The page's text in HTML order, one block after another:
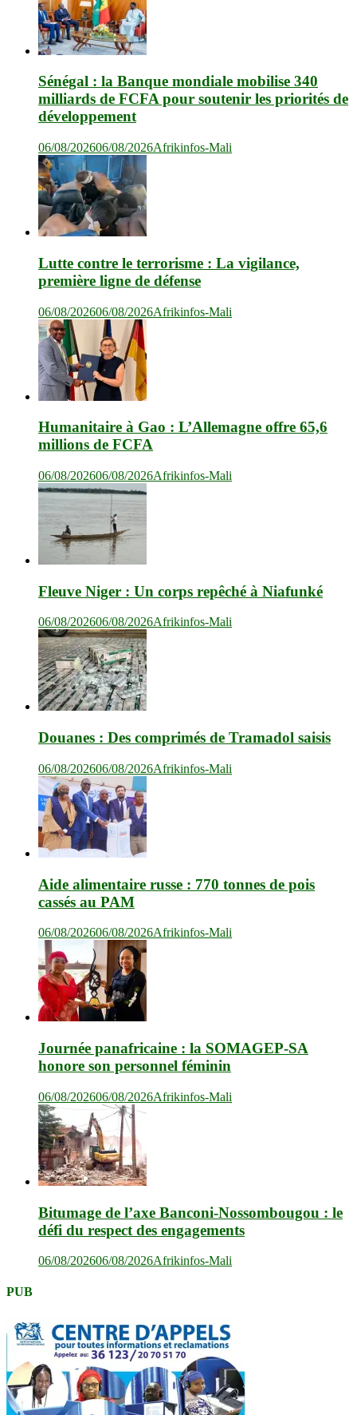
Sénégal : la Banque mondiale mobilise 340
milliards de FCFA pour soutenir les priorités de
développement
06/08/202606/08/2026Afrikinfos-Mali
Lutte contre le terrorisme : La vigilance,
première ligne de défense
06/08/202606/08/2026Afrikinfos-Mali
Humanitaire à Gao : L’Allemagne offre 65,6
millions de FCFA
06/08/202606/08/2026Afrikinfos-Mali
Fleuve Niger : Un corps repêché à Niafunké
06/08/202606/08/2026Afrikinfos-Mali
Douanes : Des comprimés de Tramadol saisis
06/08/202606/08/2026Afrikinfos-Mali
Aide alimentaire russe : 770 tonnes de pois
cassés au PAM
06/08/202606/08/2026Afrikinfos-Mali
Journée panafricaine : la SOMAGEP-SA
honore son personnel féminin
06/08/202606/08/2026Afrikinfos-Mali
Bitumage de l’axe Banconi-Nossombougou : le
défi du respect des engagements
06/08/202606/08/2026Afrikinfos-Mali
PUB